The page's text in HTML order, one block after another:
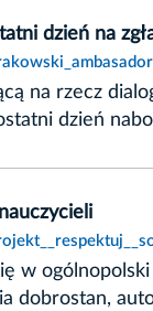
dzień na
na rzecz
dzień
w
dobrostan,